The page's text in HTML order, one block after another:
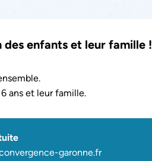
des enfants et leur famille !
ans et leur famille.
garonne.fr